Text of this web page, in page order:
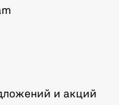
и акций